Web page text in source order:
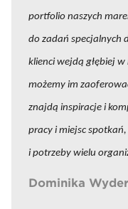
portfolio naszych
do zadań specjalnych
klienci wejdą głębiej
możemy im
znajdą inspiracje i
pracy i miejsc
i potrzeby wielu
Dominika